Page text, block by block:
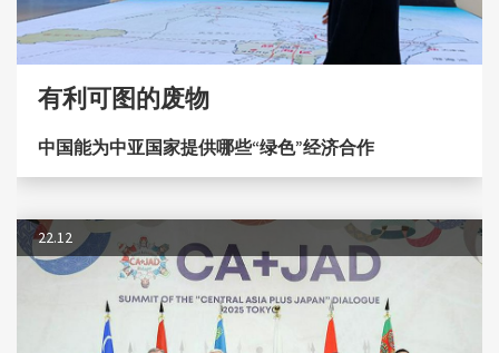
有利可图的废物
中国能为中亚国家提供哪些“绿色”经济合作
22.12